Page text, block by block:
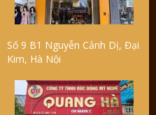
Số 9 B1 Nguyễn Cảnh Dị, Đại
Kim, Hà Nội